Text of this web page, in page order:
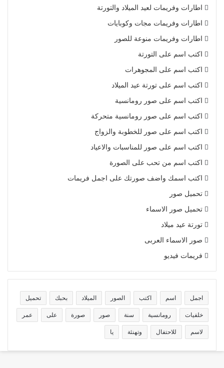
اطارات وفريمات لعيد الميلاد والتورتة
اطارات وفريمات مجات وكوبايات
اطارات وفريمات منوعة للصور
اكتب اسم على التورتة
اكتب اسم على المجوهرات
اكتب اسم على تورتة عيد الميلاد
اكتب اسم على صور رومانسية
اكتب اسم على صور رومانسية متحركة
اكتب اسم على صور للخطوبة والزواج
اكتب اسم على صور للمناسبات والاعياد
اكتب اسم من تحب على الصورة
اكتب اسمك واضف صورتك على اجمل فريمات
تحميل صور
تحميل صور الاسماء
تورتة عيد ميلاد
صور الاسماء العربى
فريمات فيديو
اجمل اسم اكتب الصور الميلاد بحبك تحميل
خلفيات رومانسية سنة صور صورة على عمر
لاسم للاحتفال وتهنئة يا